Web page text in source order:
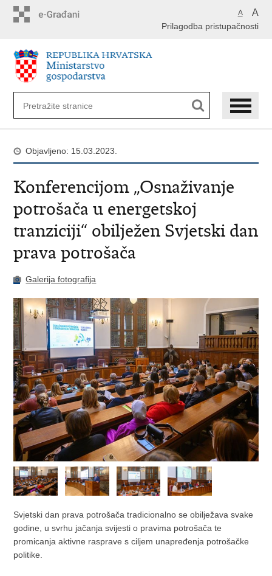
A A
Prilagodba pristupačnosti
Objavljeno: 15.03.2023.
Konferencijom „Osnaživanje
potrošača u energetskoj
tranziciji“ obilježen Svjetski dan
prava potrošača
Galerija fotografija
Svjetski dan prava potrošača tradicionalno se obilježava svake
godine, u svrhu jačanja svijesti o pravima potrošača te
promicanja aktivne rasprave s ciljem unapređenja potrošačke
politike.